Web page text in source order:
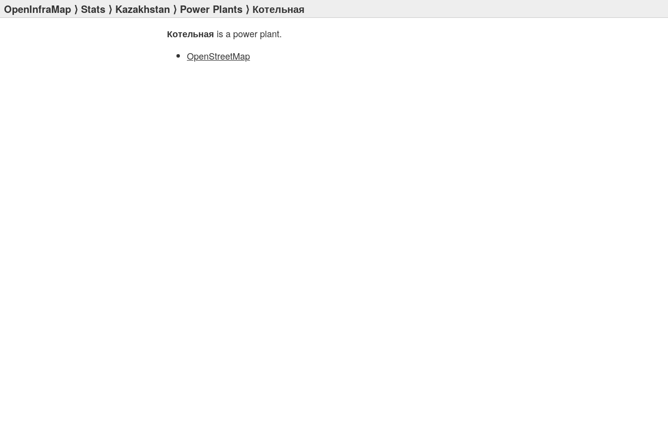
OpenInfraMap ⟩ Stats ⟩ Kazakhstan ⟩ Power Plants ⟩ Котельная
Котельная is a power plant.
OpenStreetMap